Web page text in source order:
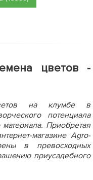
цветов -
на клумбе в
потенциала
Приобретая
магазине Agro-
в превосходных
приусадебного